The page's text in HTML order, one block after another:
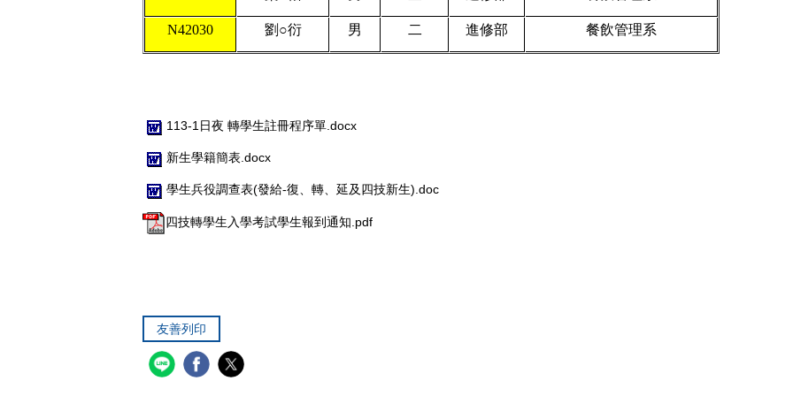
N42030 劉 ○衍 男 二 進修部 餐飲管理系
113-1日夜 轉學生註冊程序單.docx
新生學籍簡表.docx
學生兵役調查表(發給-復、轉、延及四技新生).doc
四技轉學生入學考試學生報到通知.pdf
友善列印